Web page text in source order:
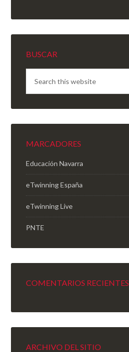
BUSCAR
MARCADORES
Educación Navarra
eTwinning España
eTwinning Live
PNTE
COMENTARIOS RECIENTES
ARCHIVO DEL SITIO